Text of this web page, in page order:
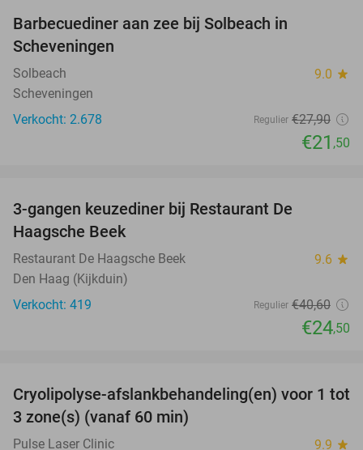
Barbecuediner aan zee bij Solbeach in
Scheveningen
Solbeach 9.0 star
Scheveningen
Verkocht: 2.678
Regulier €27,90
€21 ,50
3-gangen keuzediner bij Restaurant De
Haagsche Beek
Restaurant De Haagsche Beek 9.6 star
Den Haag (Kijkduin)
Verkocht: 419
Regulier €40,60
€24,50
55%
NEW
TODAY
Cryolipolyse-afslankbehandeling(en) voor 1 tot
3 zone(s) (vanaf 60 min)
Pulse Laser Clinic 9.9 star